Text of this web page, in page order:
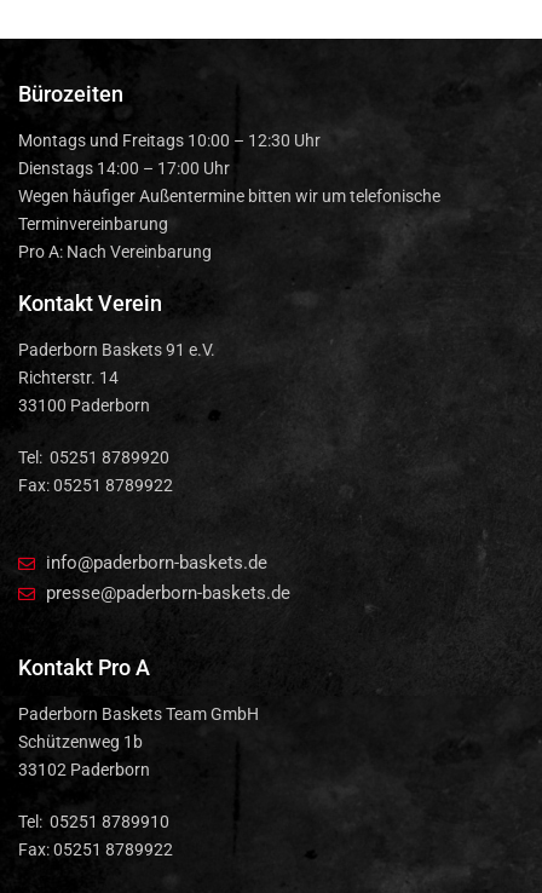
Bürozeiten
Montags und Freitags 10:00 – 12:30 Uhr
Dienstags 14:00 – 17:00 Uhr
Wegen häufiger Außentermine bitten wir um telefonische
Terminvereinbarung
Pro A: Nach Vereinbarung
Kontakt Verein
Paderborn Baskets 91 e.V.
Richterstr. 14
33100 Paderborn
Tel: 05251 8789920
Fax: 05251 8789922
info@paderborn-baskets.de
presse@paderborn-baskets.de
Kontakt Pro A
Paderborn Baskets Team GmbH
Schützenweg 1b
33102 Paderborn
Tel: 05251 8789910
Fax: 05251 8789922